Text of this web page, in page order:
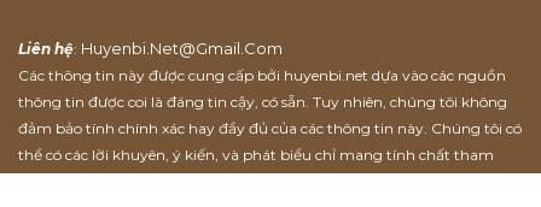
Liên hệ: Huyenbi.net@gmail.com
Các thông tin này được cung cấp bởi huyenbi.net dựa vào các nguồn
thông tin được coi là đáng tin cậy, có sẵn. Tuy nhiên, chúng tôi không
đảm bảo tính chính xác hay đầy đủ của các thông tin này. Chúng tôi có
thể có các lời khuyên, ý kiến, và phát biểu chỉ mang tính chất tham